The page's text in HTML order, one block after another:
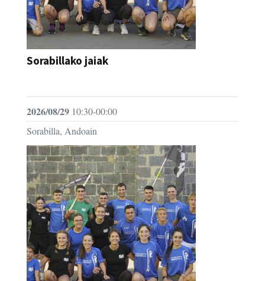
Sorabillako jaiak
2026/08/29 10:30-00:00
Sorabilla, Andoain